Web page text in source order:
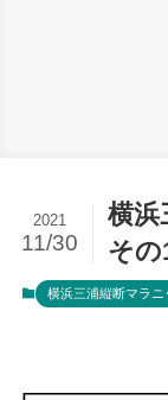
横浜
その
2021
11/30
横浜三浦縦断マラニ